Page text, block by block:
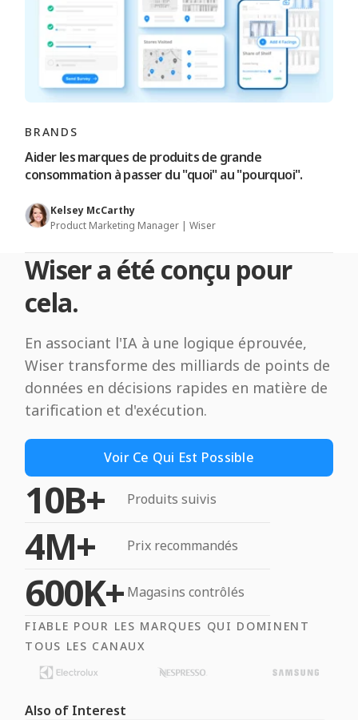
BRANDS
Aider les marques de produits de grande
consommation à passer du "quoi" au "pourquoi".
Kelsey McCarthy
Product Marketing Manager | Wiser
Wiser a été conçu pour
cela.
En associant l'IA à une logique éprouvée,
Wiser transforme des milliards de points de
données en décisions rapides en matière de
tarification et d'exécution.
Voir Ce Qui Est Possible
10B+ Produits suivis
4M+ Prix recommandés
600K+ Magasins contrôlés
FIABLE POUR LES MARQUES QUI DOMINENT
TOUS LES CANAUX
Also of Interest